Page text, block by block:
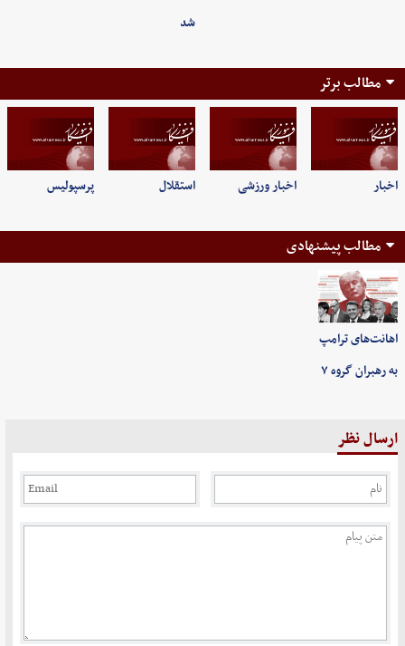
شد
مطالب برتر
اخبار اخبار ورزشی استقلال پرسپولیس
مطالب پیشنهادی
اهانت‌های ترامپ
به رهبران گروه ۷
ارسال نظر